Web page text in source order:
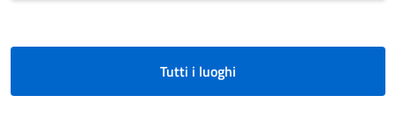
Tutti i luoghi